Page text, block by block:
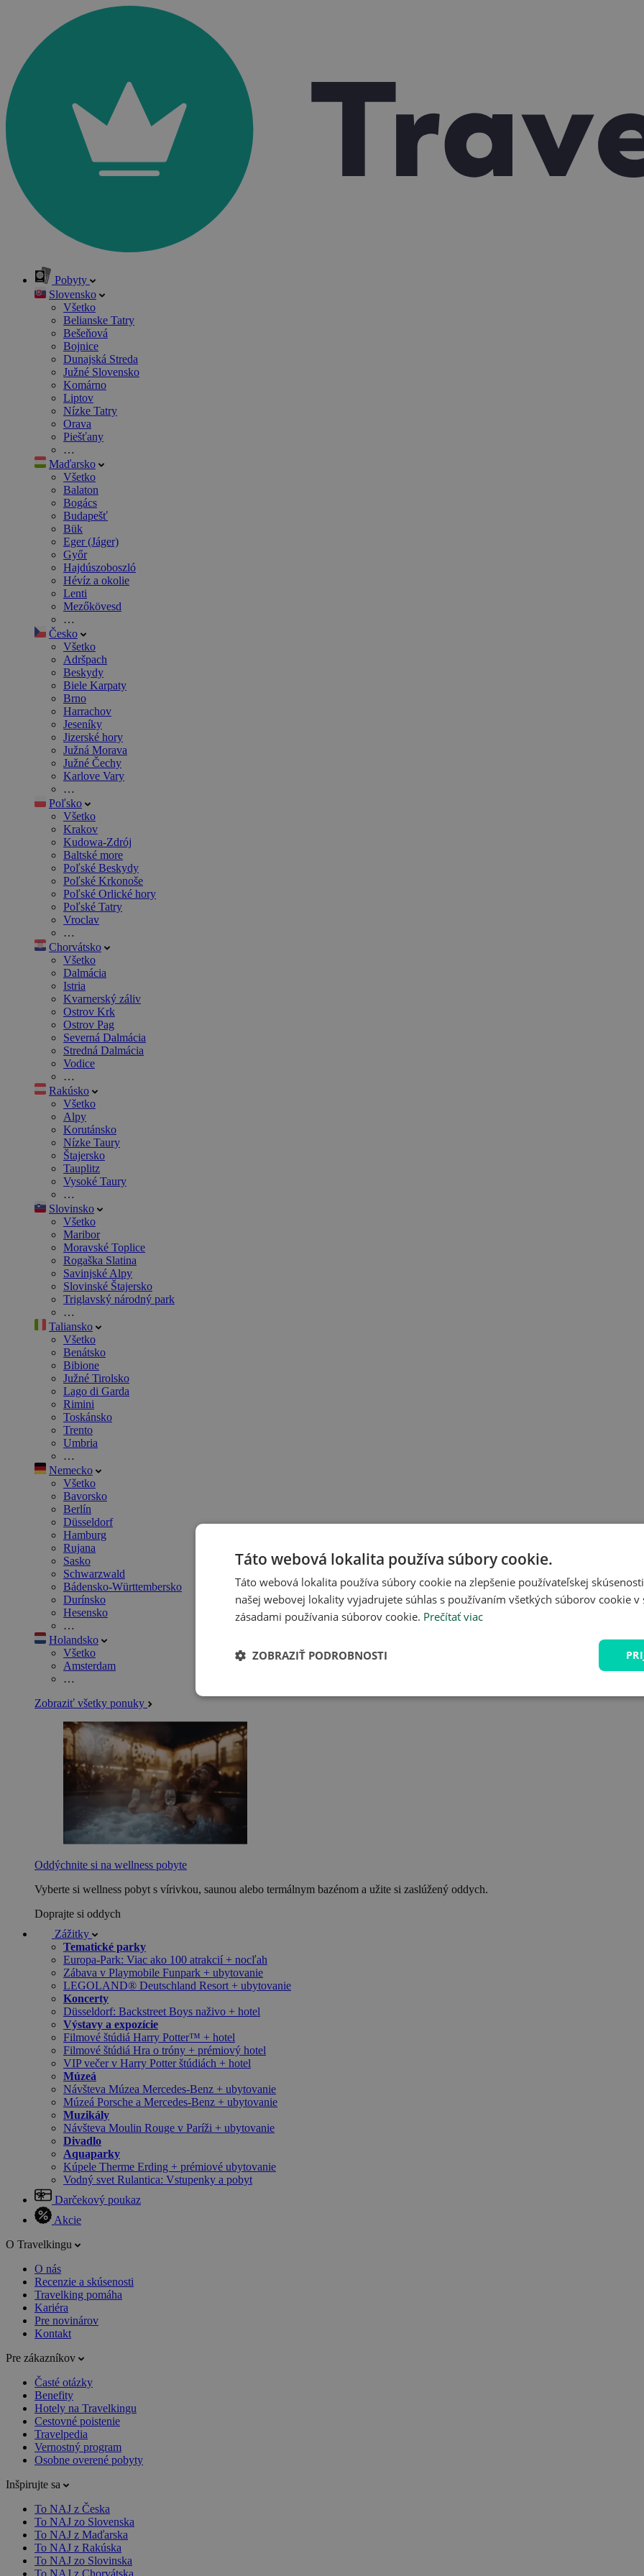
Pobyty
Slovensko
Všetko
Belianske Tatry
Bešeňová
Bojnice
Dunajská Streda
Južné Slovensko
Komárno
Liptov
Nízke Tatry
Orava
Piešťany
…
Maďarsko
Všetko
Balaton
Bogács
Budapešť
Bük
Eger (Jáger)
Győr
Hajdúszoboszló
Hévíz a okolie
Lenti
Mezőkövesd
…
Česko
Všetko
Adršpach
Beskydy
Biele Karpaty
Brno
Harrachov
Jeseníky
Jizerské hory
Južná Morava
Južné Čechy
Karlove Vary
…
Poľsko
Všetko
Krakov
Kudowa-Zdrój
Baltské more
Poľské Beskydy
Poľské Krkonoše
Poľské Orlické hory
Poľské Tatry
Vroclav
…
Chorvátsko
Všetko
Dalmácia
Istria
Kvarnerský záliv
Ostrov Krk
Ostrov Pag
Severná Dalmácia
Stredná Dalmácia
Vodice
…
Rakúsko
Všetko
Alpy
Korutánsko
Nízke Taury
Štajersko
Tauplitz
Vysoké Taury
…
Slovinsko
Všetko
Maribor
Moravské Toplice
Rogaška Slatina
Savinjské Alpy
Slovinské Štajersko
Triglavský národný park
…
Taliansko
Všetko
Benátsko
Bibione
Južné Tirolsko
Lago di Garda
Rimini
Toskánsko
Trento
Umbria
…
Nemecko
Všetko
Bavorsko
Berlín
Düsseldorf
Hamburg
Rujana
Sasko
Schwarzwald
Bádensko-Württembersko
Durínsko
Hesensko
…
Holandsko
Všetko
Amsterdam
…
Zobraziť všetky ponuky
Oddýchnite si na wellness pobyte
Vyberte si wellness pobyt s vírivkou, saunou alebo termálnym bazénom a užite si zaslúžený oddych.
Doprajte si oddych
Zážitky
Tematické parky
Europa-Park: Viac ako 100 atrakcií + nocľah
Zábava v Playmobile Funpark + ubytovanie
LEGOLAND® Deutschland Resort + ubytovanie
Koncerty
Düsseldorf: Backstreet Boys naživo + hotel
Výstavy a expozície
Filmové štúdiá Harry Potter™ + hotel
Filmové štúdiá Hra o tróny + prémiový hotel
VIP večer v Harry Potter štúdiách + hotel
Múzeá
Návšteva Múzea Mercedes-Benz + ubytovanie
Múzeá Porsche a Mercedes-Benz + ubytovanie
Muzikály
Návšteva Moulin Rouge v Paríži + ubytovanie
Divadlo
Aquaparky
Kúpele Therme Erding + prémiové ubytovanie
Vodný svet Rulantica: Vstupenky a pobyt
Darčekový poukaz
Akcie
O Travelkingu
O nás
Recenzie a skúsenosti
Travelking pomáha
Kariéra
Pre novinárov
Kontakt
Pre zákazníkov
Časté otázky
Benefity
Hotely na Travelkingu
Cestovné poistenie
Travelpedia
Vernostný program
Osobne overené pobyty
Inšpirujte sa
To NAJ z Česka
To NAJ zo Slovenska
To NAJ z Maďarska
To NAJ z Rakúska
To NAJ zo Slovinska
To NAJ z Chorvátska
Táto webová lokalita používa súbory cookie.
Táto webová lokalita používa súbory cookie na zlepšenie používateľskej
našej webovej lokality vyjadrujete súhlas s používaním všetkých súborov cookie v
zásadami používania súborov cookie. Prečítať viac
ZOBRAZIŤ PODROBNOSTI